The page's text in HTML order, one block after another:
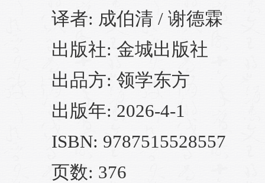
译者: 成伯清 / 谢德霖
出版社: 金城出版社
出品方: 领学东方
出版年: 2026-4-1
ISBN: 9787515528557
页数: 376